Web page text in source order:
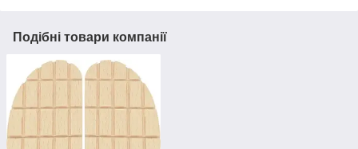
Подібні товари компанії